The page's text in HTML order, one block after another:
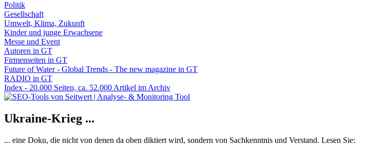
Politik
Gesellschaft
Umwelt, Klima, Zukunft
Kinder und junge Erwachsene
Messe und Event
Autoren in GT
Firmenseiten in GT
Future of Water - Global Trends - The new magazine in GT
RADIO in GT
Index - 20.000 Seiten, ca. 52.000 Artikel im Archiv
Ukraine-Krieg ...
... eine Doku, die nicht von denen da oben diktiert wird, sondern von Sachkenntnis und Verstand. Lesen Sie: